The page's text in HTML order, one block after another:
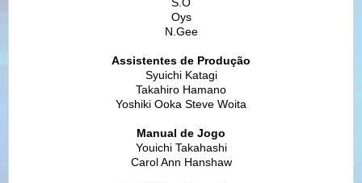
Oys
N.Gee
Assistentes de Produção
Syuichi Katagi
Takahiro Hamano
Yoshiki Ooka Steve Woita
Manual de Jogo
Youichi Takahashi
Carol Ann Hanshaw